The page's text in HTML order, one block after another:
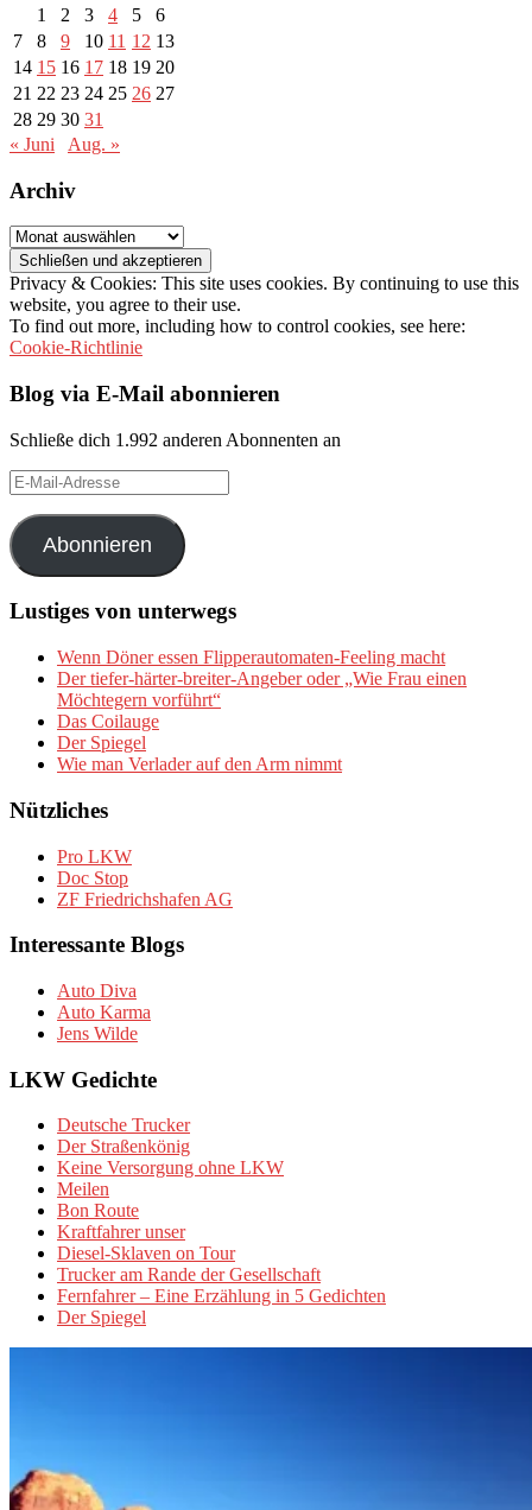
1
2 3 4 5
6
7
8 9 10 11 12 13
14 15 16 17 18 19 20
21 22 23 24 25 26 27
28 29 30 31
« Juni
Aug. »
Archiv
Archiv
Privacy & Cookies: This site uses cookies. By continuing to use this
website, you agree to their use.
To find out more, including how to control cookies, see here:
Cookie-Richtlinie
Blog via E-Mail abonnieren
Schließe dich 1.992 anderen Abonnenten an
E-
Mail-
Adresse
Abonnieren
Lustiges von unterwegs
Wenn Döner essen Flipperautomaten-Feeling macht
Der tiefer-härter-breiter-Angeber oder „Wie Frau einen
Möchtegern vorführt“
Das Coilauge
Der Spiegel
Wie man Verlader auf den Arm nimmt
Nützliches
Pro LKW
Doc Stop
ZF Friedrichshafen AG
Interessante Blogs
Auto Diva
Auto Karma
Jens Wilde
LKW Gedichte
Deutsche Trucker
Der Straßenkönig
Keine Versorgung ohne LKW
Meilen
Bon Route
Kraftfahrer unser
Diesel-Sklaven on Tour
Trucker am Rande der Gesellschaft
Fernfahrer – Eine Erzählung in 5 Gedichten
Der Spiegel